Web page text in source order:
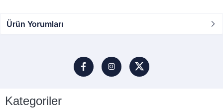
Ürün Yorumları
Kategoriler